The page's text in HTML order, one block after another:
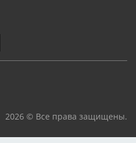
2026 © Все права защищены.